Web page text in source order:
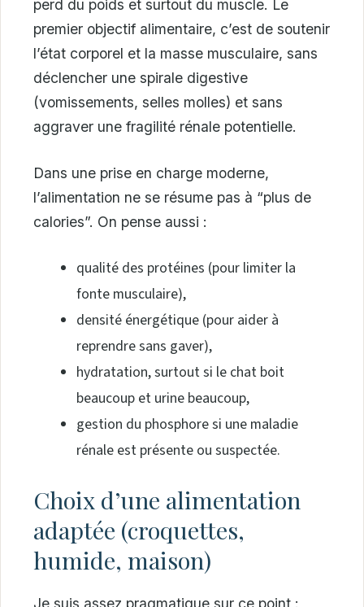
perd du poids et surtout du muscle. Le
premier objectif alimentaire, c’est de soutenir
l’état corporel et la masse musculaire, sans
déclencher une spirale digestive
(vomissements, selles molles) et sans
aggraver une fragilité rénale potentielle.
Dans une prise en charge moderne,
l’alimentation ne se résume pas à “plus de
calories”. On pense aussi :
qualité des protéines (pour limiter la
fonte musculaire),
densité énergétique (pour aider à
reprendre sans gaver),
hydratation, surtout si le chat boit
beaucoup et urine beaucoup,
gestion du phosphore si une maladie
rénale est présente ou suspectée.
Choix d’une alimentation
adaptée (croquettes,
humide, maison)